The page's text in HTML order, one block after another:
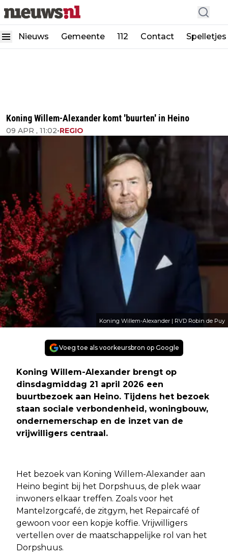
Nieuws Gemeente 112 Contact Spelletjes
Koning Willem-Alexander komt 'buurten' in Heino
09 APR , 11:02•REGIO
Koning Willem-Alexander | RVD Robin de Puy
Voeg toe als voorkeursbron op Google
Koning Willem-Alexander brengt op
dinsdagmiddag 21 april 2026 een
buurtbezoek aan Heino. Tijdens het bezoek
staan sociale verbondenheid, woningbouw,
ondernemerschap en de inzet van de
vrijwilligers centraal.
Het bezoek van Koning Willem-Alexander aan
Heino begint bij het Dorpshuus, de plek waar
inwoners elkaar treffen. Zoals voor het
Mantelzorgcafé, de zitgym, het Repaircafé of
gewoon voor een kopje koffie. Vrijwilligers
vertellen over de maatschappelijke rol van het
Dorpshuus.